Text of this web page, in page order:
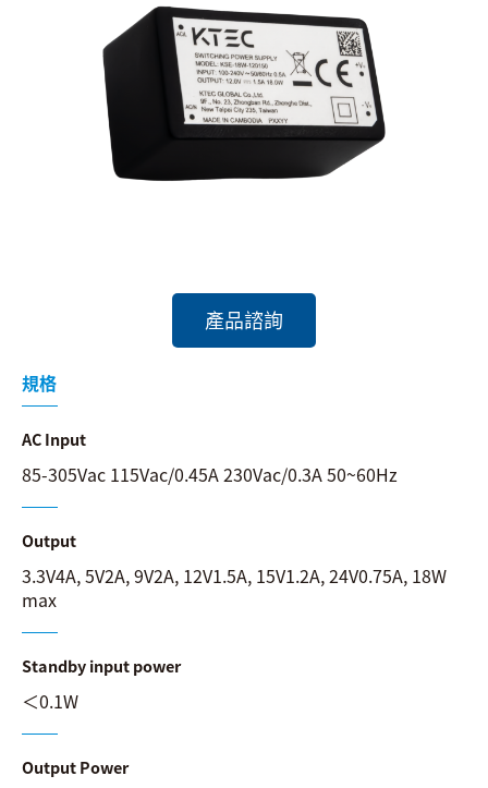
新聞中心
聯絡我們
規格
AC Input
85-305Vac 115Vac/0.45A 230Vac/0.3A 50~60Hz
Output
3.3V4A, 5V2A, 9V2A, 12V1.5A, 15V1.2A, 24V0.75A, 18W
max
Standby input power
＜0.1W
Output Power
產品諮詢